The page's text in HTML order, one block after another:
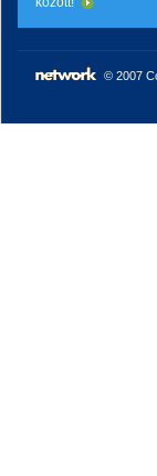
© 2007